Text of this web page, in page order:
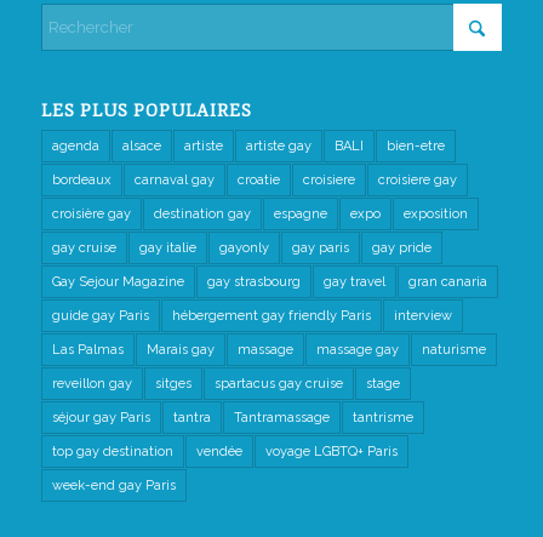
LES PLUS POPULAIRES
agenda alsace artiste artiste gay BALI bien-etre
bordeaux carnaval gay croatie croisiere croisiere gay
croisière gay destination gay espagne expo exposition
gay cruise gay italie gayonly gay paris gay pride
Gay Sejour Magazine gay strasbourg gay travel gran canaria
guide gay Paris hébergement gay friendly Paris interview
Las Palmas Marais gay massage massage gay naturisme
reveillon gay sitges spartacus gay cruise stage
séjour gay Paris tantra Tantramassage tantrisme
top gay destination vendée voyage LGBTQ+ Paris
week-end gay Paris